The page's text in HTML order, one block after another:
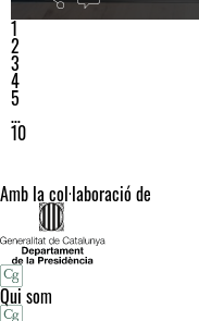
1
2
3
4
5
…
10
Amb la col·laboració de
Qui som